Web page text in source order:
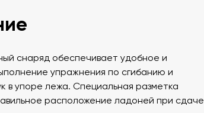
снаряд обеспечивает удобное и
упражнения по сгибанию и
в упоре лежа. Специальная разметка
расположение ладоней при сдаче